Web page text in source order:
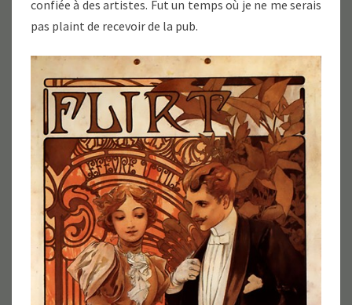
confiée à des artistes. Fut un temps où je ne me serais
pas plaint de recevoir de la pub.